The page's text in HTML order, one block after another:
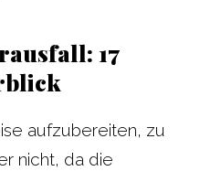
17
aufzubereiten, zu
nicht, da die